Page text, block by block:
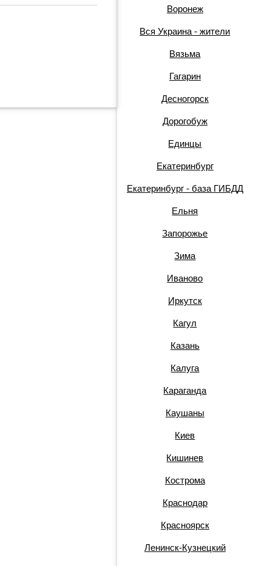
Воронеж
Вся Украина - жители
Вязьма
Гагарин
Десногорск
Дорогобуж
Единцы
Екатеринбург
Екатеринбург - база ГИБДД
Ельня
Запорожье
Зима
Иваново
Иркутск
Кагул
Казань
Калуга
Караганда
Каушаны
Киев
Кишинев
Кострома
Краснодар
Красноярск
Ленинск-Кузнецкий